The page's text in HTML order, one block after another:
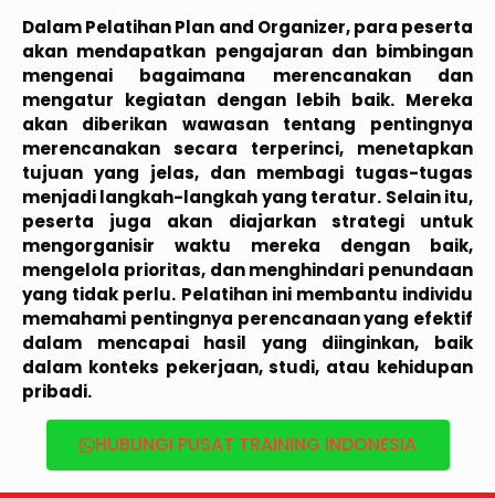
Dalam Pelatihan Plan and Organizer, para peserta
akan mendapatkan pengajaran dan bimbingan
mengenai bagaimana merencanakan dan
mengatur kegiatan dengan lebih baik. Mereka
akan diberikan wawasan tentang pentingnya
merencanakan secara terperinci, menetapkan
tujuan yang jelas, dan membagi tugas-tugas
menjadi langkah-langkah yang teratur. Selain itu,
peserta juga akan diajarkan strategi untuk
mengorganisir waktu mereka dengan baik,
mengelola prioritas, dan menghindari penundaan
yang tidak perlu. Pelatihan ini membantu individu
memahami pentingnya perencanaan yang efektif
dalam mencapai hasil yang diinginkan, baik
dalam konteks pekerjaan, studi, atau kehidupan
pribadi.
HUBUNGI PUSAT TRAINING INDONESIA